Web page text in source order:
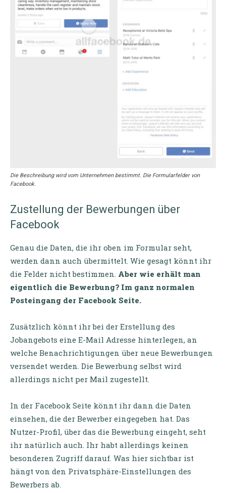
Die Beschreibung wird vom Unternehmen bestimmt. Die Formularfelder von
Facebook.
Zustellung der Bewerbungen über
Facebook
Genau die Daten, die ihr oben im Formular seht,
werden dann auch übermittelt. Wie gesagt könnt ihr
die Felder nicht bestimmen. Aber wie erhält man
eigentlich die Bewerbung? Im ganz normalen
Posteingang der Facebook Seite.
Zusätzlich könnt ihr bei der Erstellung des
Jobangebots eine E-Mail Adresse hinterlegen, an
welche Benachrichtigungen über neue Bewerbungen
versendet werden. Die Bewerbung selbst wird
allerdings nicht per Mail zugestellt.
In der Facebook Seite könnt ihr dann die Daten
einsehen, die der Bewerber eingegeben hat. Das
Nutzer-Profil, über das die Bewerbung eingeht, seht
ihr natürlich auch. Ihr habt allerdings keinen
besonderen Zugriff darauf. Was hier sichtbar ist
hängt von den Privatsphäre-Einstellungen des
Bewerbers ab.